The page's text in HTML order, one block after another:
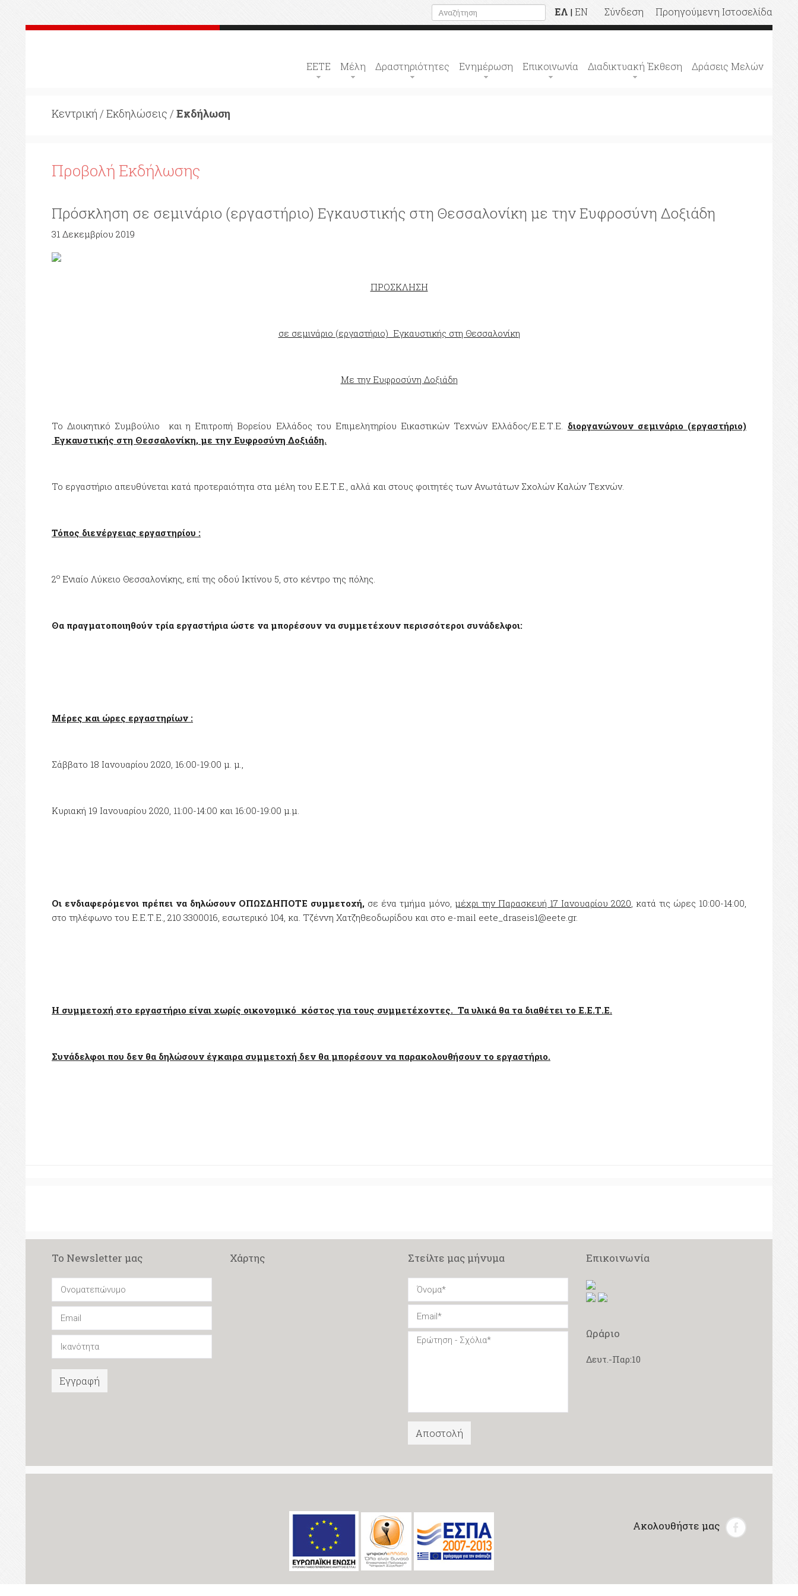
ΕΛ | EN Σύνδεση Προηγούμενη Ιστοσελίδα
ΕΕΤΕ Μέλη Δραστηριότητες Ενημέρωση Επικοινωνία Διαδικτυακή Έκθεση Δράσεις Μελών
Κεντρική / Εκδηλώσεις / Εκδήλωση
Προβολή Εκδήλωσης
Πρόσκληση σε σεμινάριο (εργαστήριο) Εγκαυστικής στη Θεσσαλονίκη με την Ευφροσύνη Δοξιάδη
31 Δεκεμβρίου 2019
ΠΡΟΣΚΛΗΣΗ
σε σεμινάριο (εργαστήριο) Εγκαυστικής στη Θεσσαλονίκη
Με την Ευφροσύνη Δοξιάδη
Το Διοικητικό Συμβούλιο και η Επιτροπή Βορείου Ελλάδος του Επιμελητηρίου Εικαστικών Τεχνών Ελλάδος/Ε.Ε.Τ.Ε. διοργανώνουν σεμινάριο (εργαστήριο)
Εγκαυστικής στη Θεσσαλονίκη, με την Ευφροσύνη Δοξιάδη.
Το εργαστήριο απευθύνεται κατά προτεραιότητα στα μέλη του Ε.Ε.Τ.Ε., αλλά και στους φοιτητές των Ανωτάτων Σχολών Καλών Τεχνών.
Τόπος διενέργειας εργαστηρίου :
2ο Ενιαίο Λύκειο Θεσσαλονίκης, επί της οδού Ικτίνου 5, στο κέντρο της πόλης.
Θα πραγματοποιηθούν τρία εργαστήρια ώστε να μπορέσουν να συμμετέχουν περισσότεροι συνάδελφοι:
Μέρες και ώρες εργαστηρίων :
Σάββατο 18 Ιανουαρίου 2020, 16:00-19:00 μ. μ.,
Κυριακή 19 Ιανουαρίου 2020, 11:00-14:00 και 16:00-19:00 μ.μ.
Οι ενδιαφερόμενοι πρέπει να δηλώσουν ΟΠΩΣΔΗΠΟΤΕ συμμετοχή, σε ένα τμήμα μόνο, μέχρι την Παρασκευή 17 Ιανουαρίου 2020, κατά τις ώρες 10:00-14:00,
στο τηλέφωνο του Ε.Ε.Τ.Ε., 210 3300016, εσωτερικό 104, κα. Τζέννη Χατζηθεοδωρίδου και στο e-mail eete_draseis1@eete.gr.
Η συμμετοχή στο εργαστήριο είναι χωρίς οικονομικό κόστος για τους συμμετέχοντες. Τα υλικά θα τα διαθέτει το Ε.Ε.Τ.Ε.
Συνάδελφοι που δεν θα δηλώσουν έγκαιρα συμμετοχή δεν θα μπορέσουν να παρακολουθήσουν το εργαστήριο.
Το Newsletter μας
Εγγραφή
Χάρτης Στείλτε μας μήνυμα Επικοινωνία
Ωράριο
Δευτ.-Παρ:10
Ακολουθήστε μας